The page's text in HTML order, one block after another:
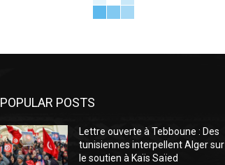
POPULAR POSTS
Lettre ouverte à Tebboune : Des
tunisiennes interpellent Alger sur
le soutien à Kaïs Saïed